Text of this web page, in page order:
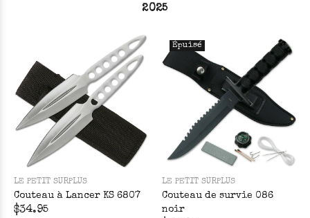
2025
LE PETIT SURPLUS
Couteau à Lancer KS 6807
$34.95
Épuisé
LE PETIT SURPLUS
Couteau de survie 086
noir